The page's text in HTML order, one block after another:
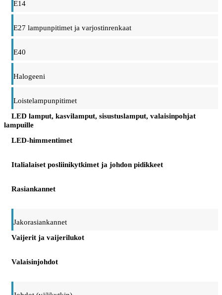
E14
E27 lampunpitimet ja varjostinrenkaat
E40
Halogeeni
Loistelampunpitimet
LED lamput, kasvilamput, sisustuslamput, valaisinpohjat
lampuille
LED-himmentimet
Italialaiset posliinikytkimet ja johdon pidikkeet
Rasiankannet
Jakorasiankannet
Vaijerit ja vaijerilukot
Valaisinjohdot